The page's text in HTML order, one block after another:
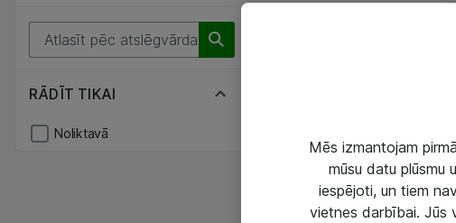
RĀDĪT TIKAI
Noliktavā
Mēs izmantojam
mūsu datu plūsmu
iespējoti, un tiem
vietnes darbībai. Jūs